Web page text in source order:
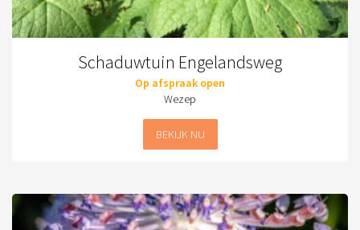
Schaduwtuin Engelandsweg
Op afspraak open
Wezep
BEKIJK NU